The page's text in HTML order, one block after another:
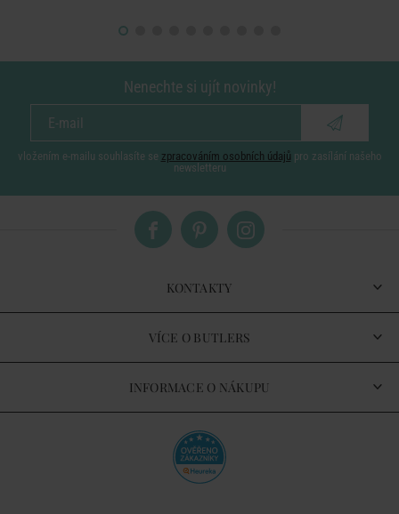
Nenechte si ujít novinky!
vložením e-mailu souhlasíte se zpracováním osobních údajů pro zasílání našeho
newsletteru
KONTAKTY
VÍCE O BUTLERS
INFORMACE O NÁKUPU